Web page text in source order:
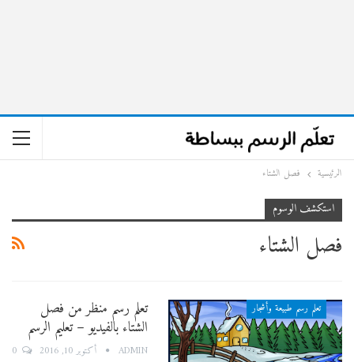
الرئيسية فصل الشتاء
استكشف الوسوم
فصل الشتاء
تعلم رسم طبيعة وأشجار تعلم رسم منظر من فصل
الشتاء بالفيديو – تعليم الرسم
ADMIN أكتوبر 10, 2016